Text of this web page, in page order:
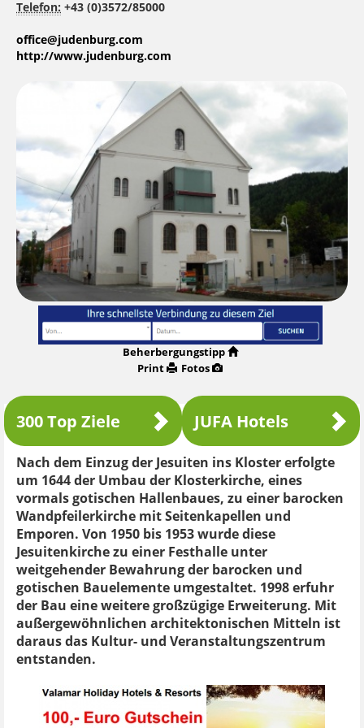
Telefon: +43 (0)3572/85000
office@judenburg.com
http://www.judenburg.com
Beherbergungstipp
Print
Fotos
300 Top Ziele JUFA Hotels
Nach dem Einzug der Jesuiten ins Kloster erfolgte
um 1644 der Umbau der Klosterkirche, eines
vormals gotischen Hallenbaues, zu einer barocken
Wandpfeilerkirche mit Seitenkapellen und
Emporen. Von 1950 bis 1953 wurde diese
Jesuitenkirche zu einer Festhalle unter
weitgehender Bewahrung der barocken und
gotischen Bauelemente umgestaltet. 1998 erfuhr
der Bau eine weitere großzügige Erweiterung. Mit
außergewöhnlichen architektonischen Mitteln ist
daraus das Kultur- und Veranstaltungszentrum
entstanden.